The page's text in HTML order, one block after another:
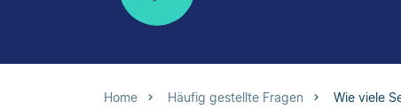
Home Häufig gestellte Fragen Wie viele